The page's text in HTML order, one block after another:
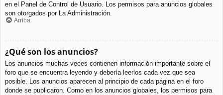
en el Panel de Control de Usuario. Los permisos para anuncios globales
son otorgados por La Administración.
Arriba
¿Qué son los anuncios?
Los anuncios muchas veces contienen información importante sobre el
foro que se encuentra leyendo y debería leerlos cada vez que sea
posible. Los anuncios aparecen al principio de cada página en el foro
donde se publicaron. Como en los anuncios globales, los permisos para